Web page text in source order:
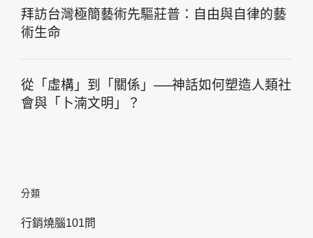
拜訪台灣極簡藝術先驅莊普：自由與自律的藝
術生命
從「虛構」到「關係」──神話如何塑造人類社
會與「卜湳文明」？
分類
行銷燒腦101問